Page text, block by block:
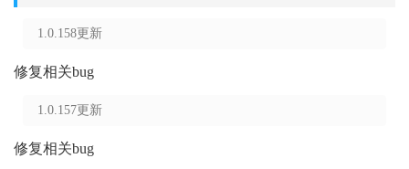
1.0.158更新
修复相关bug
1.0.157更新
修复相关bug